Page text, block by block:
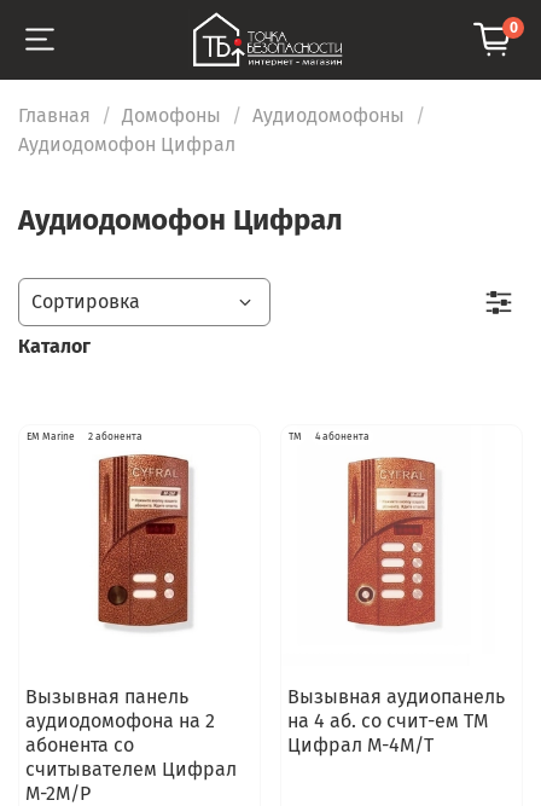
0
Главная Домофоны
Аудиодомофоны
Аудиодомофон Цифрал
Аудиодомофон Цифрал
EM Marine 2 абонента
Вызывная панель
аудиодомофона на 2
абонента со
считывателем Цифрал
М-2М/Р
TM 4 абонента
Вызывная аудиопанель
на 4 аб. со счит-ем TM
Цифрал M-4M/T
Каталог